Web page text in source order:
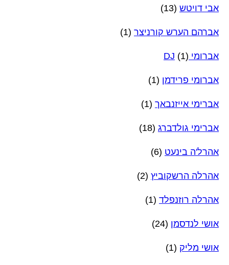
אבי דויטש (13)
אברהם הערש קורניצר (1)
אברומי DJ (1)
אברומי פרידמן (1)
אברימי אייזנבאך (1)
אברימי גולדברג (18)
אהרל'ה בינעט (6)
אהרלה הרשקוביץ (2)
אהרלה רוזנפלד (1)
אושי לנדסמן (24)
אושי מליק (1)